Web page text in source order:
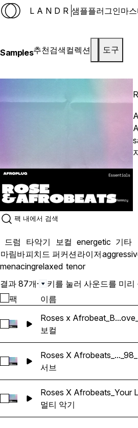
LANDR 샘플플러그인마
Samples추천검색컬렉션 도구
드럼 타악기 보컬 energetic 기타
마림바피치드 퍼커션 라이저
menacingrelaxed tenor
결과 87개· 키를 눌러 사운드를 미리
팩 이름
Roses x Afrobeat_Bad Man
Roses x
보컬
Roses X Afrobeats_Your Love_98_E
Roses X
서브
Roses X Afrobeats_Your Love_98_E
Roses X Afrobeats_Your
멀티 악기